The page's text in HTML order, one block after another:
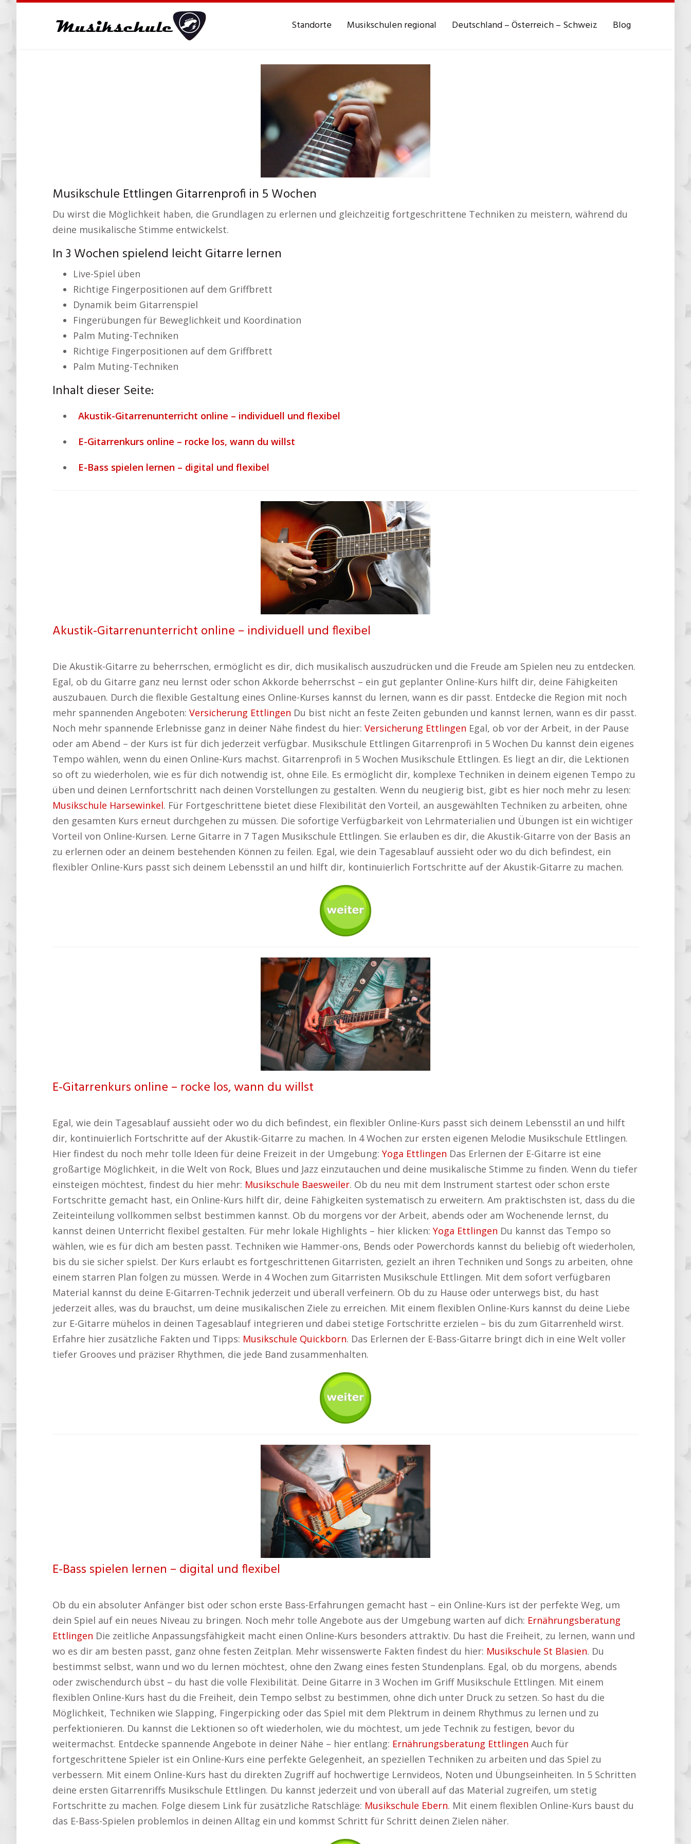
content
Standorte Musikschulen regional Deutschland – Österreich – Schweiz Blog
Musikschule Ettlingen Gitarrenprofi in 5 Wochen
Du wirst die Möglichkeit haben, die Grundlagen zu erlernen und gleichzeitig fortgeschrittene Techniken zu meistern, während du
deine musikalische Stimme entwickelst.
In 3 Wochen spielend leicht Gitarre lernen
Live-Spiel üben
Richtige Fingerpositionen auf dem Griffbrett
Dynamik beim Gitarrenspiel
Fingerübungen für Beweglichkeit und Koordination
Palm Muting-Techniken
Richtige Fingerpositionen auf dem Griffbrett
Palm Muting-Techniken
Inhalt dieser Seite:
Akustik-Gitarrenunterricht online – individuell und flexibel
E-Gitarrenkurs online – rocke los, wann du willst
E-Bass spielen lernen – digital und flexibel
Akustik-Gitarrenunterricht online – individuell und flexibel
Die Akustik-Gitarre zu beherrschen, ermöglicht es dir, dich musikalisch auszudrücken und die Freude am Spielen neu zu entdecken.
Egal, ob du Gitarre ganz neu lernst oder schon Akkorde beherrschst – ein gut geplanter Online-Kurs hilft dir, deine Fähigkeiten
auszubauen. Durch die flexible Gestaltung eines Online-Kurses kannst du lernen, wann es dir passt. Entdecke die Region mit noch
mehr spannenden Angeboten: Versicherung Ettlingen Du bist nicht an feste Zeiten gebunden und kannst lernen, wann es dir passt.
Noch mehr spannende Erlebnisse ganz in deiner Nähe findest du hier: Versicherung Ettlingen Egal, ob vor der Arbeit, in der Pause
oder am Abend – der Kurs ist für dich jederzeit verfügbar. Musikschule Ettlingen Gitarrenprofi in 5 Wochen Du kannst dein eigenes
Tempo wählen, wenn du einen Online-Kurs machst. Gitarrenprofi in 5 Wochen Musikschule Ettlingen. Es liegt an dir, die Lektionen
so oft zu wiederholen, wie es für dich notwendig ist, ohne Eile. Es ermöglicht dir, komplexe Techniken in deinem eigenen Tempo zu
üben und deinen Lernfortschritt nach deinen Vorstellungen zu gestalten. Wenn du neugierig bist, gibt es hier noch mehr zu lesen:
Musikschule Harsewinkel. Für Fortgeschrittene bietet diese Flexibilität den Vorteil, an ausgewählten Techniken zu arbeiten, ohne
den gesamten Kurs erneut durchgehen zu müssen. Die sofortige Verfügbarkeit von Lehrmaterialien und Übungen ist ein wichtiger
Vorteil von Online-Kursen. Lerne Gitarre in 7 Tagen Musikschule Ettlingen. Sie erlauben es dir, die Akustik-Gitarre von der Basis an
zu erlernen oder an deinem bestehenden Können zu feilen. Egal, wie dein Tagesablauf aussieht oder wo du dich befindest, ein
flexibler Online-Kurs passt sich deinem Lebensstil an und hilft dir, kontinuierlich Fortschritte auf der Akustik-Gitarre zu machen.
E-Gitarrenkurs online – rocke los, wann du willst
Egal, wie dein Tagesablauf aussieht oder wo du dich befindest, ein flexibler Online-Kurs passt sich deinem Lebensstil an und hilft
dir, kontinuierlich Fortschritte auf der Akustik-Gitarre zu machen. In 4 Wochen zur ersten eigenen Melodie Musikschule Ettlingen.
Hier findest du noch mehr tolle Ideen für deine Freizeit in der Umgebung: Yoga Ettlingen Das Erlernen der E-Gitarre ist eine
großartige Möglichkeit, in die Welt von Rock, Blues und Jazz einzutauchen und deine musikalische Stimme zu finden. Wenn du tiefer
einsteigen möchtest, findest du hier mehr: Musikschule Baesweiler. Ob du neu mit dem Instrument startest oder schon erste
Fortschritte gemacht hast, ein Online-Kurs hilft dir, deine Fähigkeiten systematisch zu erweitern. Am praktischsten ist, dass du die
Zeiteinteilung vollkommen selbst bestimmen kannst. Ob du morgens vor der Arbeit, abends oder am Wochenende lernst, du
kannst deinen Unterricht flexibel gestalten. Für mehr lokale Highlights – hier klicken: Yoga Ettlingen Du kannst das Tempo so
wählen, wie es für dich am besten passt. Techniken wie Hammer-ons, Bends oder Powerchords kannst du beliebig oft wiederholen,
bis du sie sicher spielst. Der Kurs erlaubt es fortgeschrittenen Gitarristen, gezielt an ihren Techniken und Songs zu arbeiten, ohne
einem starren Plan folgen zu müssen. Werde in 4 Wochen zum Gitarristen Musikschule Ettlingen. Mit dem sofort verfügbaren
Material kannst du deine E-Gitarren-Technik jederzeit und überall verfeinern. Ob du zu Hause oder unterwegs bist, du hast
jederzeit alles, was du brauchst, um deine musikalischen Ziele zu erreichen. Mit einem flexiblen Online-Kurs kannst du deine Liebe
zur E-Gitarre mühelos in deinen Tagesablauf integrieren und dabei stetige Fortschritte erzielen – bis du zum Gitarrenheld wirst.
Erfahre hier zusätzliche Fakten und Tipps: Musikschule Quickborn. Das Erlernen der E-Bass-Gitarre bringt dich in eine Welt voller
tiefer Grooves und präziser Rhythmen, die jede Band zusammenhalten.
E-Bass spielen lernen – digital und flexibel
Ob du ein absoluter Anfänger bist oder schon erste Bass-Erfahrungen gemacht hast – ein Online-Kurs ist der perfekte Weg, um
dein Spiel auf ein neues Niveau zu bringen. Noch mehr tolle Angebote aus der Umgebung warten auf dich: Ernährungsberatung
Ettlingen Die zeitliche Anpassungsfähigkeit macht einen Online-Kurs besonders attraktiv. Du hast die Freiheit, zu lernen, wann und
wo es dir am besten passt, ganz ohne festen Zeitplan. Mehr wissenswerte Fakten findest du hier: Musikschule St Blasien. Du
bestimmst selbst, wann und wo du lernen möchtest, ohne den Zwang eines festen Stundenplans. Egal, ob du morgens, abends
oder zwischendurch übst – du hast die volle Flexibilität. Deine Gitarre in 3 Wochen im Griff Musikschule Ettlingen. Mit einem
flexiblen Online-Kurs hast du die Freiheit, dein Tempo selbst zu bestimmen, ohne dich unter Druck zu setzen. So hast du die
Möglichkeit, Techniken wie Slapping, Fingerpicking oder das Spiel mit dem Plektrum in deinem Rhythmus zu lernen und zu
perfektionieren. Du kannst die Lektionen so oft wiederholen, wie du möchtest, um jede Technik zu festigen, bevor du
weitermachst. Entdecke spannende Angebote in deiner Nähe – hier entlang: Ernährungsberatung Ettlingen Auch für
fortgeschrittene Spieler ist ein Online-Kurs eine perfekte Gelegenheit, an speziellen Techniken zu arbeiten und das Spiel zu
verbessern. Mit einem Online-Kurs hast du direkten Zugriff auf hochwertige Lernvideos, Noten und Übungseinheiten. In 5 Schritten
deine ersten Gitarrenriffs Musikschule Ettlingen. Du kannst jederzeit und von überall auf das Material zugreifen, um stetig
Fortschritte zu machen. Folge diesem Link für zusätzliche Ratschläge: Musikschule Ebern. Mit einem flexiblen Online-Kurs baust du
das E-Bass-Spielen problemlos in deinen Alltag ein und kommst Schritt für Schritt deinen Zielen näher.